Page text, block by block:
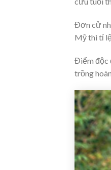
Đơn cử
Mỹ thì tỉ
Điểm độc
trồng